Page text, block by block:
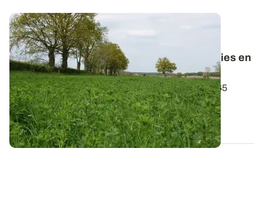
PROJET TERMINÉ
Des indices de nutrition pour piloter la
fertilisation phospho-potassique des prairies en
AB
Des échantillons de végétaux ont été prélevés sur 65
parcelles de l’observatoire...
13 DÉC. 2022